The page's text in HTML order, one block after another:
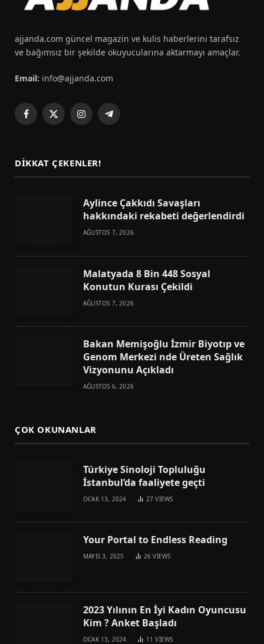
ajjanda.com güncel magazin ve kulis haberlerini tarafsız
ve bağımsız bir şekilde okuyucularına aktarmayı amaçlar.
Email: info@ajjanda.com
Facebook
X
InstagramTelegram
DIKKAT ÇEKENLER!
Aylince Çakkıdı Savaşları
hakkındaki rekabeti değerlendirdi
AĞUSTOS 7, 2026
Malatyada 8 Bin 448 Sosyal
Konutun Kurası Çekildi
AĞUSTOS 7, 2026
Bakan Memişoğlu İzmir Biyotıp ve
Genom Merkezi nde Üreten Sağlık
Vizyonunu Açıkladı
AĞUSTOS 6, 2026
ÇOK OKUNANLAR
Türkiye Sinoloji Topluluğu
İstanbul’da faaliyete geçti
OCAK 13, 2024 27VIEWS
Your Portal to Endless Reading
MAYIS 3, 2025 26VIEWS
2023 Yılının En İyi Kadın Oyuncusu
Kim ? Anket Başladı
OCAK 13, 2024 11VIEWS